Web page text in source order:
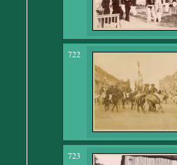
722
723